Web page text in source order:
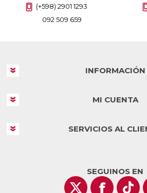
(+598) 2901 1293
092 509 659
INFORMACIÓN
MI CUENTA
SERVICIOS AL
SEGUINOS EN